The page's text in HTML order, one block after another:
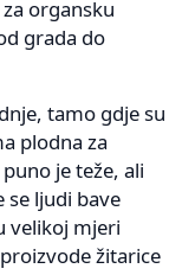
organsku
grada do
tamo gdje su
plodna za
je teže, ali
ljudi bave
velikoj mjeri
žitarice